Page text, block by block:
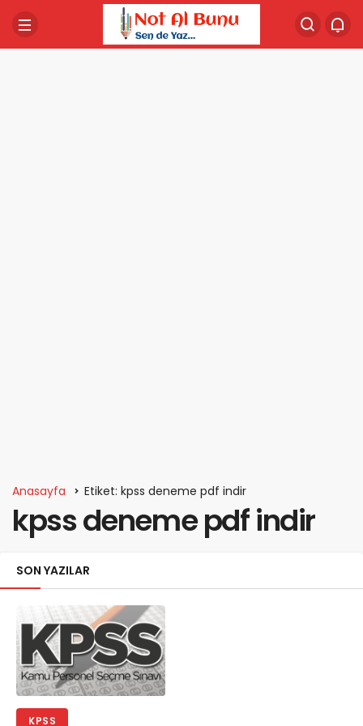
Anasayfa Etiket: kpss deneme pdf indir
kpss deneme pdf indir
SON YAZILAR
KPSS